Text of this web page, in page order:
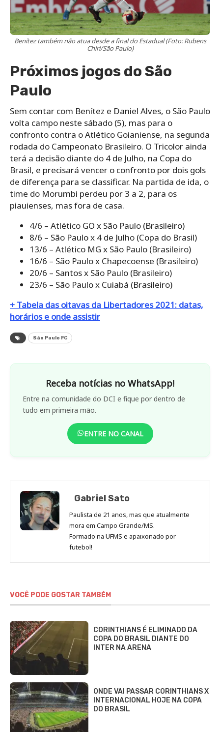
Benítez também não atua desde a final do Estadual (Foto: Rubens
Chiri/São Paulo)
Próximos jogos do São
Paulo
Sem contar com Benítez e Daniel Alves, o São Paulo
volta campo neste sábado (5), mas para o
confronto contra o Atlético Goianiense, na segunda
rodada do Campeonato Brasileiro. O Tricolor ainda
terá a decisão diante do 4 de Julho, na Copa do
Brasil, e precisará vencer o confronto por dois gols
de diferença para se classificar. Na partida de ida, o
time do Morumbi perdeu por 3 a 2, para os
piauienses, mas fora de casa.
4/6 – Atlético GO x São Paulo (Brasileiro)
8/6 – São Paulo x 4 de Julho (Copa do Brasil)
13/6 – Atlético MG x São Paulo (Brasileiro)
16/6 – São Paulo x Chapecoense (Brasileiro)
20/6 – Santos x São Paulo (Brasileiro)
23/6 – São Paulo x Cuiabá (Brasileiro)
+ Tabela das oitavas da Libertadores 2021: datas,
horários e onde assistir
São Paulo FC
Receba notícias no WhatsApp!
Entre na comunidade do DCI e fique por dentro de
tudo em primeira mão.
ENTRE NO CANAL
Gabriel Sato
Paulista de 21 anos, mas que atualmente
mora em Campo Grande/MS.
Formado na UFMS e apaixonado por
futebol!
VOCÊ PODE GOSTAR TAMBÉM
CORINTHIANS É ELIMINADO DA
COPA DO BRASIL DIANTE DO
INTER NA ARENA
ONDE VAI PASSAR CORINTHIANS X
INTERNACIONAL HOJE NA COPA
DO BRASIL